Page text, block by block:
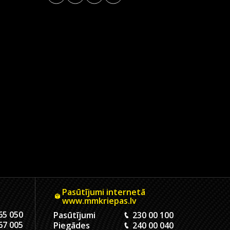
050
005
Pasūtījumi internetā
www.mmkriepas.lv
Pasūtījumi
230 00 100
Piegādes
240 00 040